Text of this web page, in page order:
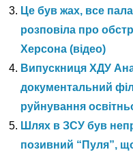
Це був жах, все
розповіла про
Херсона (відео)
Випускниця ХДУ
документальний
руйнування
Шлях в ЗСУ був
позивний “Пуля”,